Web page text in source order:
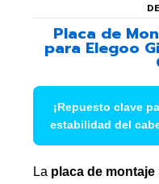
Placa de
para Elegoo
¡Repuesto clave
estabilidad del
La placa de